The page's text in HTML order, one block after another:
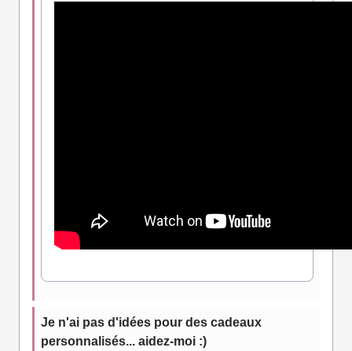
Je n'ai pas d'idées pour des cadeaux
personnalisés... aidez-moi :)